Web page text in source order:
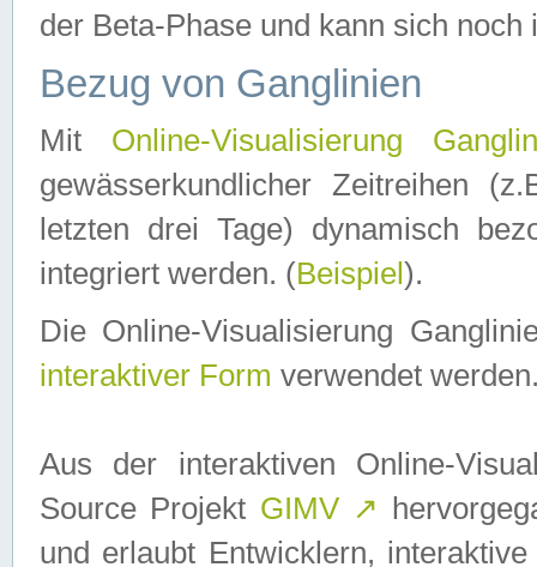
der Beta-Phase und kann sich noch
Bezug von Ganglinien
Mit Online-Visualisierung
gewässerkundlicher Zeitreihen
letzten drei Tage) dynamisch
integriert werden. (Beispiel ).
Die Online-Visualisierung
interaktiver Form verwendet
Aus der interaktiven Online-
Source Projekt GIMV ↗
und erlaubt Entwicklern,